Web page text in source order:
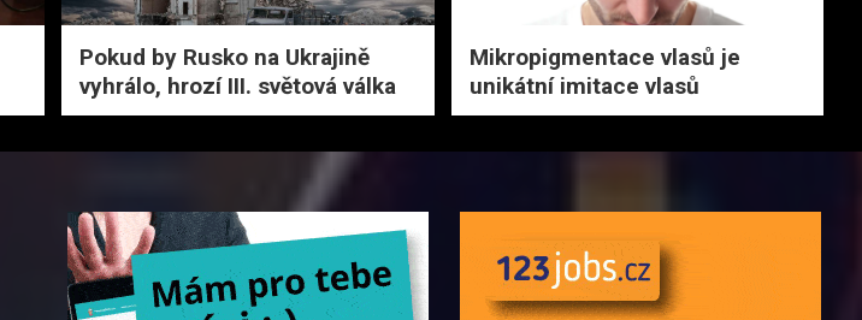
Pokud by Rusko na Ukrajině
vyhrálo, hrozí III. světová válka
Mikropigmentace vlasů je
unikátní imitace vlasů